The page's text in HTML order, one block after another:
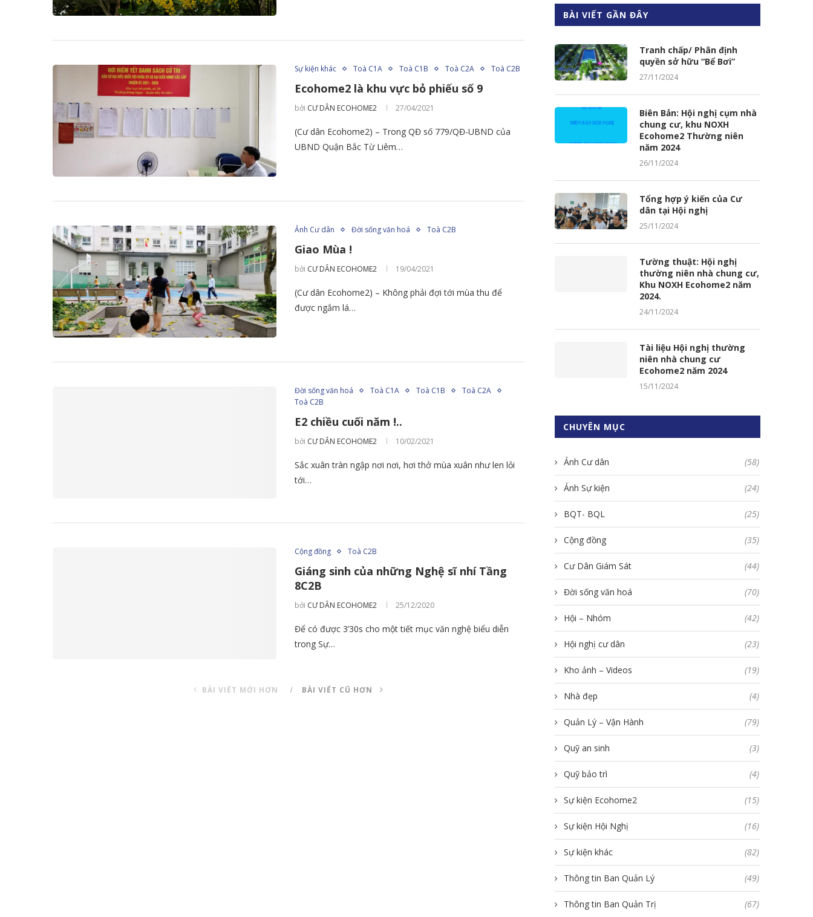
Sự kiện khác Toà C1A Toà C1B Toà C2A Toà C2B
Ecohome2 là khu vực bỏ phiếu số 9
bởi CƯ DÂN ECOHOME2 27/04/2021
(Cư dân Ecohome2) – Trong QĐ số 779/QĐ-UBND của
UBND Quận Bắc Từ Liêm…
Ảnh Cư dân Đời sống văn hoá Toà C2B
Giao Mùa !
bởi CƯ DÂN ECOHOME2 19/04/2021
(Cư dân Ecohome2) – Không phải đợi tới mùa thu để
được ngắm lá…
Đời sống văn hoá Toà C1A Toà C1B
Toà C2A
Toà C2B
E2 chiều cuối năm !..
bởi CƯ DÂN ECOHOME2 10/02/2021
Sắc xuân tràn ngập nơi nơi, hơi thở mùa xuân như len lỏi
tới…
Cộng đồng Toà C2B
Giáng sinh của những Nghệ sĩ nhí Tầng
8C2B
bởi CƯ DÂN ECOHOME2 25/12/2020
Để có được 3’30s cho một tiết mục văn nghệ biểu diễn
trong Sự…
BÀI VIẾT MỚI HƠN BÀI VIẾT CŨ HƠN
BÀI VIẾT GẦN ĐÂY
Tranh chấp/ Phân định
quyền sở hữu “Bể Bơi”
27/11/2024
Biên Bản: Hội nghị cụm nhà
chung cư, khu NOXH
Ecohome2 Thường niên
năm 2024
26/11/2024
Tổng hợp ý kiến của Cư
dân tại Hội nghị
25/11/2024
Tường thuật: Hội nghị
thường niên nhà chung cư,
Khu NOXH Ecohome2 năm
2024.
24/11/2024
Tài liệu Hội nghị thường
niên nhà chung cư
Ecohome2 năm 2024
15/11/2024
CHUYÊN MỤC
Ảnh Cư dân (58)
Ảnh Sự kiện (24)
BQT- BQL (25)
Cộng đồng (35)
Cư Dân Giám Sát (44)
Đời sống văn hoá (70)
Hội – Nhóm (42)
Hội nghị cư dân (23)
Kho ảnh – Videos (19)
Nhà đẹp (4)
Quản Lý – Vận Hành (79)
Quỹ an sinh (3)
Quỹ bảo trì (4)
Sự kiện Ecohome2 (15)
Sự kiện Hội Nghị (16)
Sự kiện khác (82)
Thông tin Ban Quản Lý (49)
Thông tin Ban Quản Trị (67)